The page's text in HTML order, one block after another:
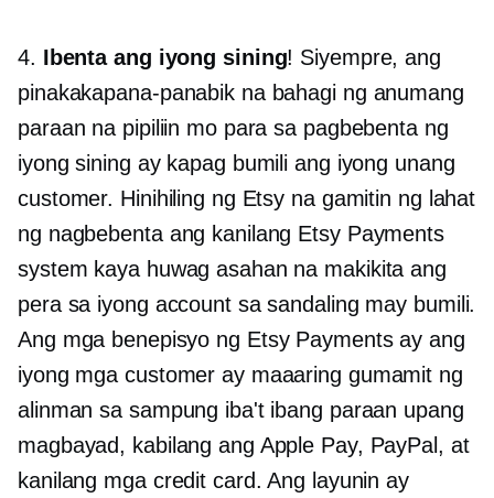
4. Ibenta ang iyong sining! Siyempre, ang
pinakakapana-panabik na bahagi ng anumang
paraan na pipiliin mo para sa pagbebenta ng
iyong sining ay kapag bumili ang iyong unang
customer. Hinihiling ng Etsy na gamitin ng lahat
ng nagbebenta ang kanilang Etsy Payments
system kaya huwag asahan na makikita ang
pera sa iyong account sa sandaling may bumili.
Ang mga benepisyo ng Etsy Payments ay ang
iyong mga customer ay maaaring gumamit ng
alinman sa sampung iba't ibang paraan upang
magbayad, kabilang ang Apple Pay, PayPal, at
kanilang mga credit card. Ang layunin ay